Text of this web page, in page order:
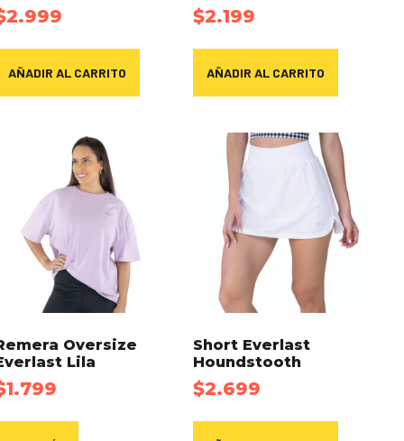
2.999
AÑADIR AL CARRITO
$2.199
AÑADIR AL CARRITO
Oversize
Lila
1.799
Short Everlast
Houndstooth
$2.699